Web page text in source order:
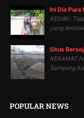
Ini Dia Pura
KEDIRI :
yang
Situs
KERAMAT
Sampung
POPULAR NEWS